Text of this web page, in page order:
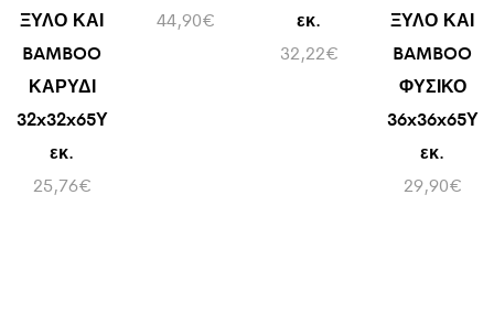
ΞΥΛΟ ΚΑΙ
BAMBOO
ΚΑΡΥΔΙ
32x32x65Υ
εκ.
25,76€
44,90€
εκ.
32,22€
ΞΥΛΟ ΚΑΙ
BAMBOO
ΦΥΣΙΚΟ
36x36x65Υ
εκ.
29,90€